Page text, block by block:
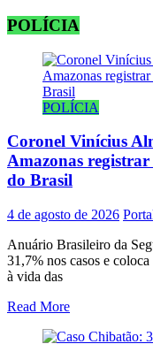
POLÍCIA
POLÍCIA
Coronel Vinícius
Amazonas
do Brasil
4 de agosto de 2026
Anuário Brasileiro da
31,7% nos casos e
à vida das
Read More